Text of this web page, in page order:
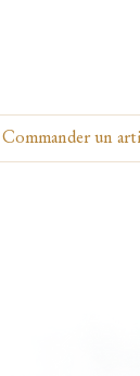
Commander un